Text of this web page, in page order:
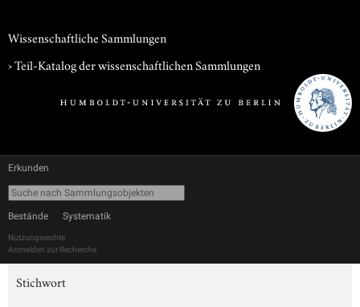
Wissenschaftliche Sammlungen
› Teil-Katalog der wissenschaftlichen Sammlungen
Erkunden
Bestände Systematik
Nutzungsrechte
Anmelden zur Recherche
Stichwort